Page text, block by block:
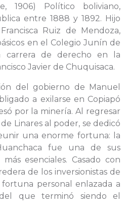
1906) Político boliviano,
entre 1888 y 1892. Hijo
Ruiz de Mendoza,
en el Colegio Junín de
carrera de derecho en la
Javier de Chuquisaca.
del gobierno de Manuel
a exilarse en Copiapó
por la minería. Al regresar
Linares al poder, se dedicó
una enorme fortuna: la
fue una de sus
esenciales. Casado con
de los inversionistas de
personal enlazada a
que terminó siendo el